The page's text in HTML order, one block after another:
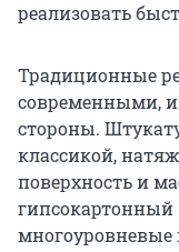
реализовать
Традиционные
современными, и
стороны.
классикой,
поверхность и
гипсокартонный
многоуровневые